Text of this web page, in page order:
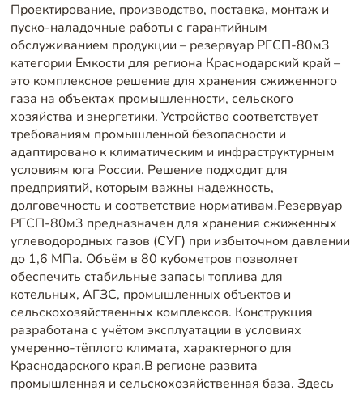
Проектирование, производство, поставка, монтаж и
пуско-наладочные работы с гарантийным
обслуживанием продукции – резервуар РГСП-80м3
категории Емкости для региона Краснодарский край –
это комплексное решение для хранения сжиженного
газа на объектах промышленности, сельского
хозяйства и энергетики. Устройство соответствует
требованиям промышленной безопасности и
адаптировано к климатическим и инфраструктурным
условиям юга России. Решение подходит для
предприятий, которым важны надежность,
долговечность и соответствие нормативам.Резервуар
РГСП-80м3 предназначен для хранения сжиженных
углеводородных газов (СУГ) при избыточном давлении
до 1,6 МПа. Объём в 80 кубометров позволяет
обеспечить стабильные запасы топлива для
котельных, АГЗС, промышленных объектов и
сельскохозяйственных комплексов. Конструкция
разработана с учётом эксплуатации в условиях
умеренно-тёплого климата, характерного для
Краснодарского края.В регионе развита
промышленная и сельскохозяйственная база. Здесь